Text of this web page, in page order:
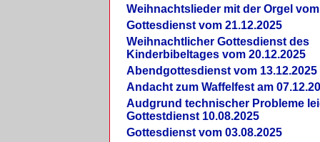
Weihnachtslieder mit der Orgel vom
Gottesdienst vom 21.12.2025
Weihnachtlicher Gottesdienst des
Kinderbibeltages vom 20.12.2025
Abendgottesdienst vom 13.12.2025
Andacht zum Waffelfest am
Audgrund technischer Probleme
Gottestdienst 10.08.2025
Gottesdienst vom 03.08.2025